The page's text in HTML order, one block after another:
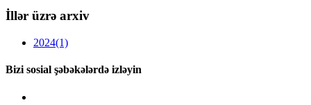
İllər üzrə arxiv
2024(1)
Bizi sosial şəbəkələrdə izləyin